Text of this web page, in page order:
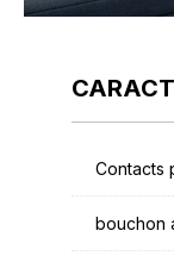
Contacts
bouchon